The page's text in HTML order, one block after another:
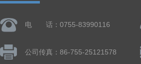
电 话：0755-83990116
公司传真：86-755-25121578